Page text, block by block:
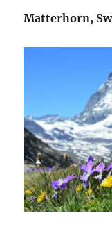
Matterhorn,